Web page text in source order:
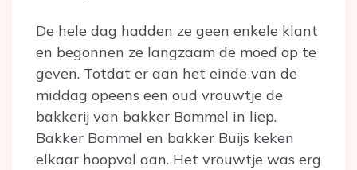
De hele dag hadden ze geen enkele klant
en begonnen ze langzaam de moed op te
geven. Totdat er aan het einde van de
middag opeens een oud vrouwtje de
bakkerij van bakker Bommel in liep.
Bakker Bommel en bakker Buijs keken
elkaar hoopvol aan. Het vrouwtje was erg